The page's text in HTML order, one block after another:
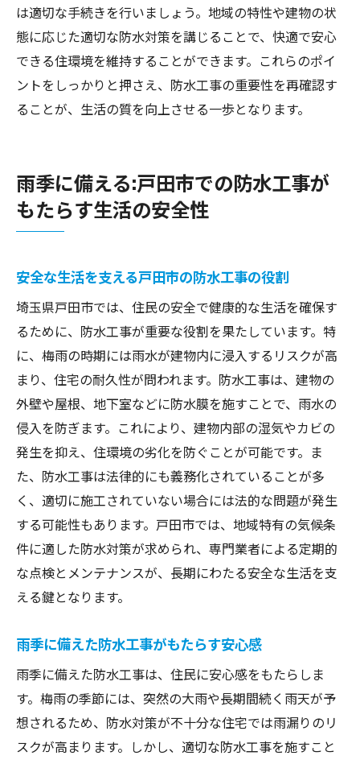
は適切な手続きを行いましょう。地域の特性や建物の状
態に応じた適切な防水対策を講じることで、快適で安心
できる住環境を維持することができます。これらのポイ
ントをしっかりと押さえ、防水工事の重要性を再確認す
ることが、生活の質を向上させる一歩となります。
雨季に備える:戸田市での防水工事が
もたらす生活の安全性
安全な生活を支える戸田市の防水工事の役割
埼玉県戸田市では、住民の安全で健康的な生活を確保す
るために、防水工事が重要な役割を果たしています。特
に、梅雨の時期には雨水が建物内に浸入するリスクが高
まり、住宅の耐久性が問われます。防水工事は、建物の
外壁や屋根、地下室などに防水膜を施すことで、雨水の
侵入を防ぎます。これにより、建物内部の湿気やカビの
発生を抑え、住環境の劣化を防ぐことが可能です。ま
た、防水工事は法律的にも義務化されていることが多
く、適切に施工されていない場合には法的な問題が発生
する可能性もあります。戸田市では、地域特有の気候条
件に適した防水対策が求められ、専門業者による定期的
な点検とメンテナンスが、長期にわたる安全な生活を支
える鍵となります。
雨季に備えた防水工事がもたらす安心感
雨季に備えた防水工事は、住民に安心感をもたらしま
す。梅雨の季節には、突然の大雨や長期間続く雨天が予
想されるため、防水対策が不十分な住宅では雨漏りのリ
スクが高まります。しかし、適切な防水工事を施すこと